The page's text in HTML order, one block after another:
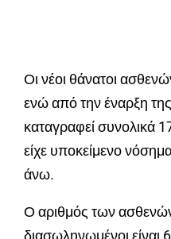
Οι νέοι θάνατοι
ενώ από την έναρξη
καταγραφεί συνολικά
είχε υποκείμενο
άνω.
Ο αριθμός των
διασωληνωμένοι